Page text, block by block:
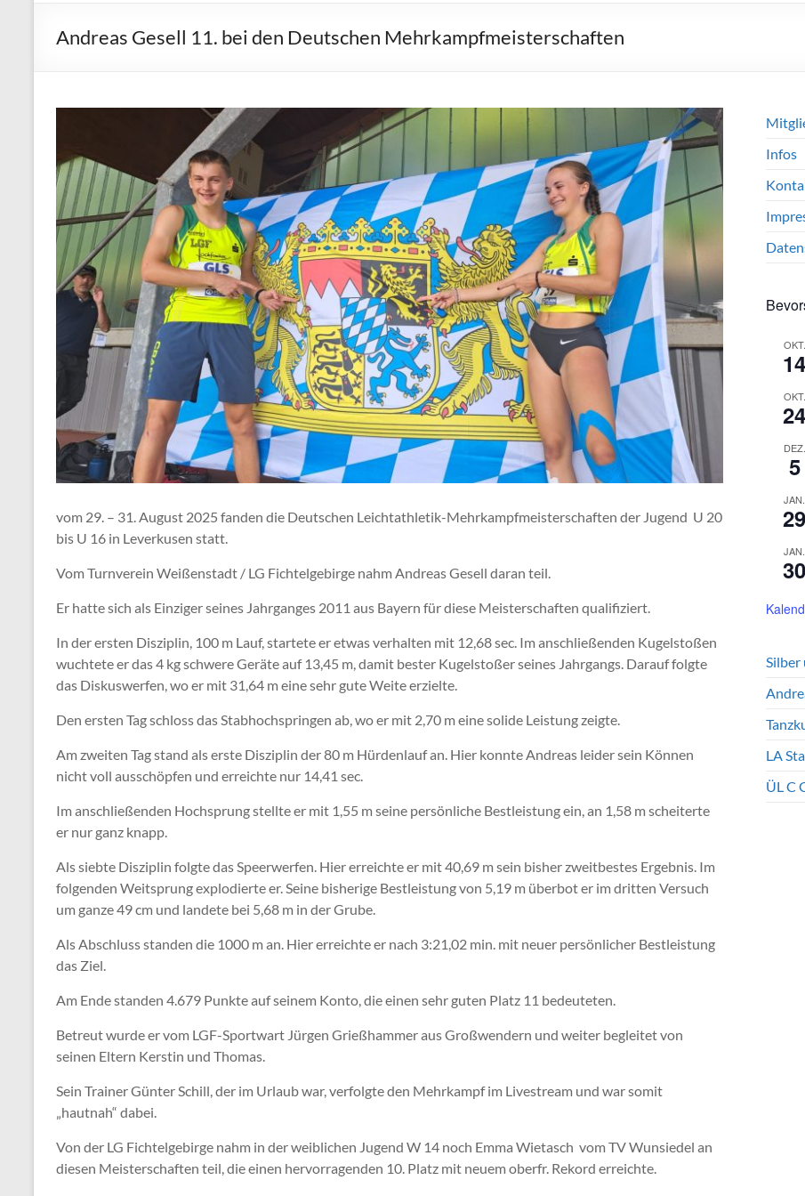
Weißenstadt
Andreas Gesell 11. bei den Deutschen Mehrkampfmeisterschaften
vom 29. – 31. August 2025 fanden die Deutschen Leichtathletik-Mehrkampfmeisterschaften der Jugend U 20
bis U 16 in Leverkusen statt.
Vom Turnverein Weißenstadt / LG Fichtelgebirge nahm Andreas Gesell daran teil.
Er hatte sich als Einziger seines Jahrganges 2011 aus Bayern für diese Meisterschaften qualifiziert.
In der ersten Disziplin, 100 m Lauf, startete er etwas verhalten mit 12,68 sec. Im anschließenden Kugelstoßen
wuchtete er das 4 kg schwere Geräte auf 13,45 m, damit bester Kugelstoßer seines Jahrgangs. Darauf folgte
das Diskuswerfen, wo er mit 31,64 m eine sehr gute Weite erzielte.
Den ersten Tag schloss das Stabhochspringen ab, wo er mit 2,70 m eine solide Leistung zeigte.
Am zweiten Tag stand als erste Disziplin der 80 m Hürdenlauf an. Hier konnte Andreas leider sein Können
nicht voll ausschöpfen und erreichte nur 14,41 sec.
Im anschließenden Hochsprung stellte er mit 1,55 m seine persönliche Bestleistung ein, an 1,58 m scheiterte
er nur ganz knapp.
Als siebte Disziplin folgte das Speerwerfen. Hier erreichte er mit 40,69 m sein bisher zweitbestes Ergebnis. Im
folgenden Weitsprung explodierte er. Seine bisherige Bestleistung von 5,19 m überbot er im dritten Versuch
um ganze 49 cm und landete bei 5,68 m in der Grube.
Als Abschluss standen die 1000 m an. Hier erreichte er nach 3:21,02 min. mit neuer persönlicher Bestleistung
das Ziel.
Am Ende standen 4.679 Punkte auf seinem Konto, die einen sehr guten Platz 11 bedeuteten.
Betreut wurde er vom LGF-Sportwart Jürgen Grießhammer aus Großwendern und weiter begleitet von
seinen Eltern Kerstin und Thomas.
Sein Trainer Günter Schill, der im Urlaub war, verfolgte den Mehrkampf im Livestream und war somit
„hautnah“ dabei.
Von der LG Fichtelgebirge nahm in der weiblichen Jugend W 14 noch Emma Wietasch vom TV Wunsiedel an
diesen Meisterschaften teil, die einen hervorragenden 10. Platz mit neuem oberfr. Rekord erreichte.
Infos
OKT.
14
OKT.
24
DEZ.
5
JAN.
29
JAN.
30
Silber
LA
ÜL C